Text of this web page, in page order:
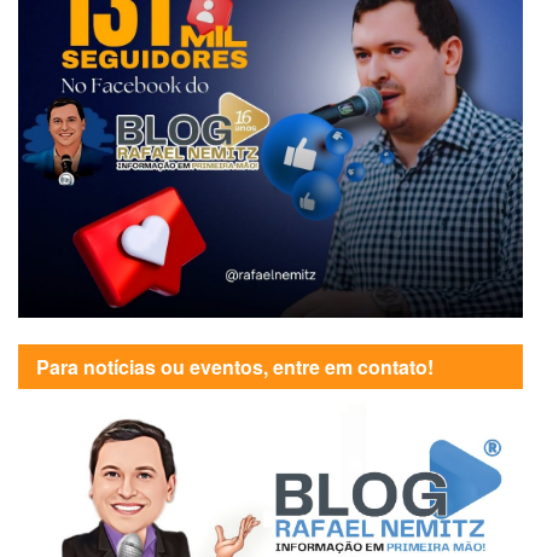
Para notícias ou eventos, entre em contato!